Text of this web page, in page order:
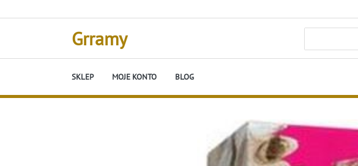
to
Grramy
SKLEP MOJE KONTO BLOG